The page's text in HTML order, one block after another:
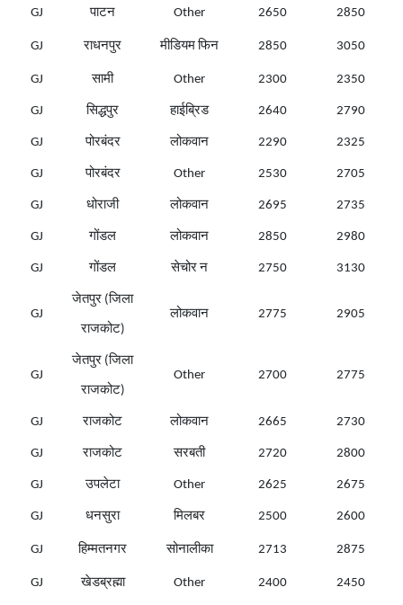
GJ पाटन Other 2650 2850
GJ राधनपुर मीडियम फिन 2850 3050
GJ सामी Other 2300 2350
GJ सिद्धपुर हाईब्रिड 2640 2790
GJ पोरबंदर लोकवान 2290 2325
GJ पोरबंदर Other 2530 2705
GJ धोराजी लोकवान 2695 2735
GJ गोंडल लोकवान 2850 2980
GJ गोंडल सेचोर न 2750 3130
GJ
जेतपुर (जिला
राजकोट)
लोकवान 2775 2905
GJ
जेतपुर (जिला
राजकोट)
Other 2700 2775
GJ राजकोट लोकवान 2665 2730
GJ राजकोट सरबती 2720 2800
GJ उपलेटा Other 2625 2675
GJ धनसुरा मिलबर 2500 2600
GJ हिम्मतनगर सोनालीका 2713 2875
GJ खेडब्रह्मा Other 2400 2450